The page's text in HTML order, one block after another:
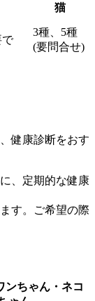
猫
で
3種、5種
(要問合せ)
健康診断をおす
、定期的な健康
す。ご希望の際
ンちゃん・ネコ